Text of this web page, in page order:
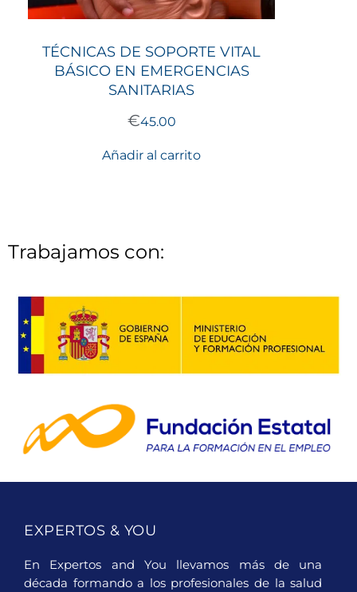
TÉCNICAS DE SOPORTE VITAL
BÁSICO EN EMERGENCIAS
SANITARIAS
€45.00
Añadir al carrito
Trabajamos con:
EXPERTOS & YOU
En Expertos and You llevamos más de una
década formando a los profesionales de la salud